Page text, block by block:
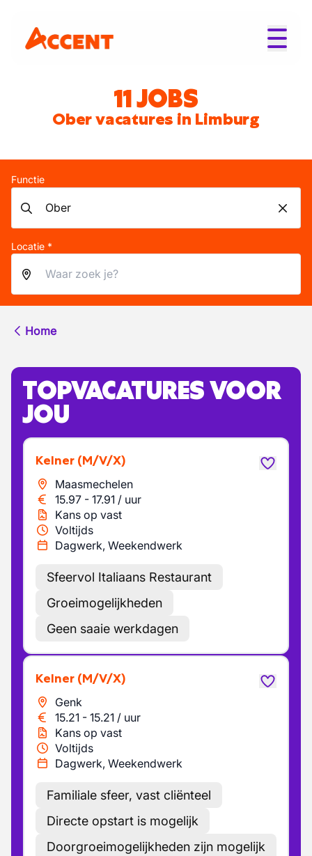
11 JOBS
Ober vacatures in Limburg
Functie
Locatie *
Home
TOPVACATURES VOOR
JOU
Kelner (M/V/X)
Maasmechelen
15.97 - 17.91 / uur
Kans op vast
Voltijds
Dagwerk, Weekendwerk
Sfeervol Italiaans Restaurant
Groeimogelijkheden
Geen saaie werkdagen
Kelner (M/V/X)
Genk
15.21 - 15.21 / uur
Kans op vast
Voltijds
Dagwerk, Weekendwerk
Familiale sfeer, vast cliënteel
Directe opstart is mogelijk
Doorgroeimogelijkheden zijn mogelijk